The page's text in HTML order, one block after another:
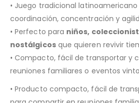
• Juego tradicional
coordinación, concentración y
• Perfecto para niños,
nostálgicosque quieren revivir
• Compacto, fácil de transportar y
reuniones familiares o eventos
• Producto compacto, fácil de